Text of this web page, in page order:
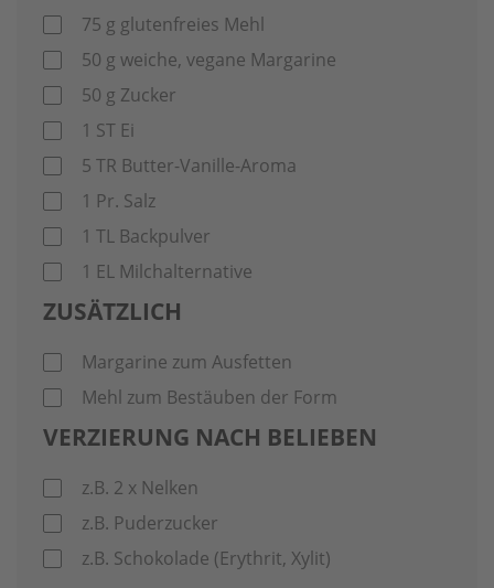
75 g glutenfreies Mehl
50 g weiche, vegane Margarine
50 g Zucker
1 ST Ei
5 TR Butter-Vanille-Aroma
1 Pr. Salz
1 TL Backpulver
1 EL Milchalternative
ZUSÄTZLICH
Margarine zum Ausfetten
Mehl zum Bestäuben der Form
VERZIERUNG NACH BELIEBEN
z.B. 2 x Nelken
z.B. Puderzucker
z.B. Schokolade (Erythrit, Xylit)